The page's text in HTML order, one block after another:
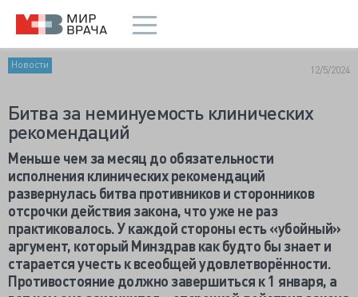
Новости 12/5/2024
Битва за неминуемость клинических
рекомендаций
Меньше чем за месяц до обязательности
исполнения клинических рекомендаций
развернулась битва противников и сторонников
отсрочки действия закона, что уже не раз
практиковалось. У каждой стороны есть «убойный»
аргумент, который Минздрав как будто бы знает и
старается учесть к всеобщей удовлетворённости.
Противостояние должно завершиться к 1 января, а